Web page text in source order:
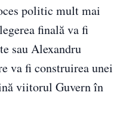
politic mult mai
finală va fi
sau Alexandru
va fi construirea unei
viitorul Guvern în